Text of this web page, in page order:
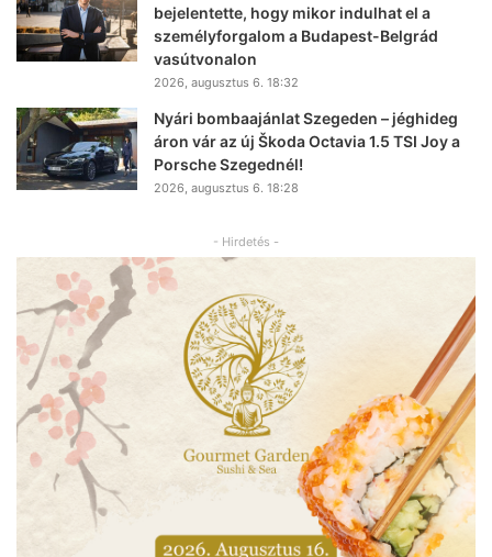
bejelentette, hogy mikor indulhat el a
személyforgalom a Budapest-Belgrád
vasútvonalon
2026, augusztus 6. 18:32
Nyári bombaajánlat Szegeden – jéghideg
áron vár az új Škoda Octavia 1.5 TSI Joy a
Porsche Szegednél!
2026, augusztus 6. 18:28
- Hirdetés -